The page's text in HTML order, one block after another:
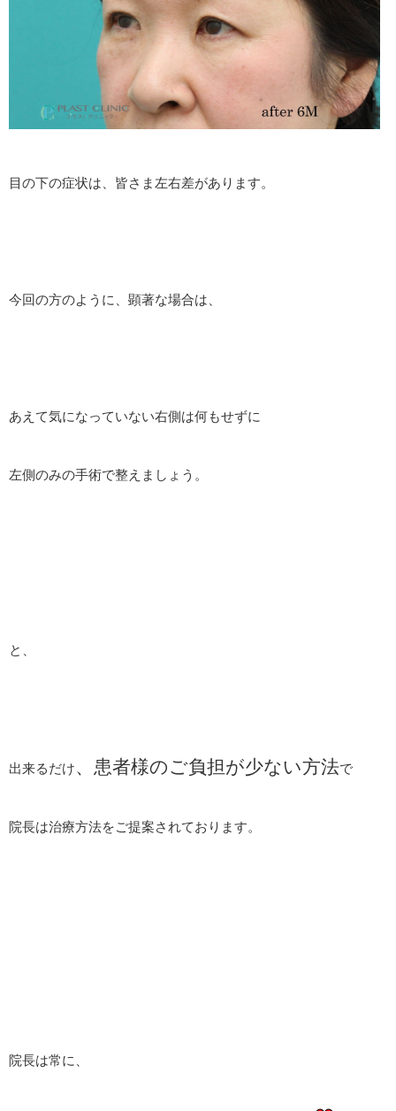
目の下の症状は、皆さま左右差があります。
今回の方のように、顕著な場合は、
あえて気になっていない右側は何もせずに
左側のみの手術で整えましょう。
と、
出来るだけ、患者様のご負担が少ない方法で
院長は治療方法をご提案されております。
院長は常に、